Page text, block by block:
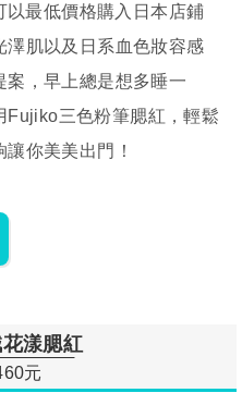
以最低價格購入日本店鋪
澤肌以及日系血色妝容感
案，早上總是想多睡一
Fujiko三色粉筆腮紅，輕鬆
你美美出門！
漾腮紅
元